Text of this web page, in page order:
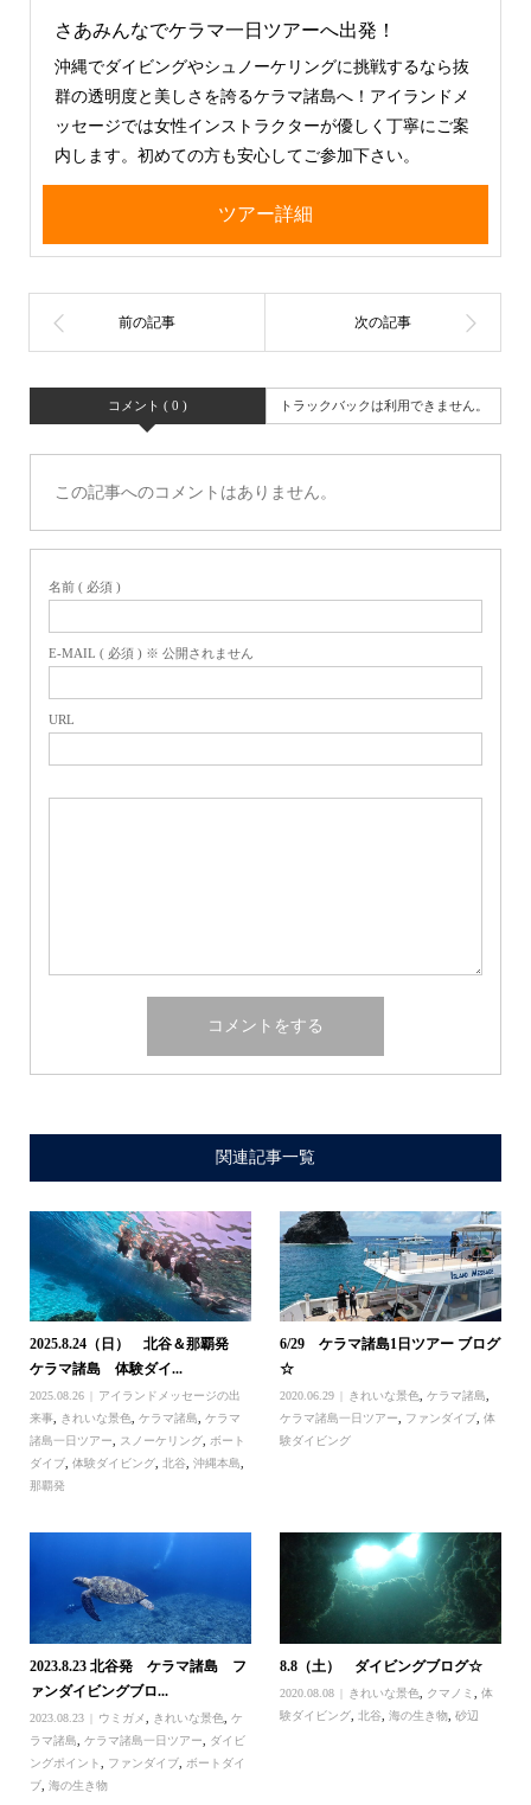
さあみんなでケラマ一日ツアーへ出発！
沖縄でダイビングやシュノーケリングに挑戦するなら抜
群の透明度と美しさを誇るケラマ諸島へ！アイランドメ
ッセージでは女性インストラクターが優しく丁寧にご案
内します。初めての方も安心してご参加下さい。
ツアー詳細
コメント ( 0 ) トラックバックは利用できません。
この記事へのコメントはありません。
名前 ( 必須 )
E-MAIL ( 必須 ) ※ 公開されません
URL
関連記事一覧
2025.8.24（日） 北谷＆那覇発
ケラマ諸島 体験ダイ...
2025.08.26
アイランドメッセージの出
来事, きれいな景色, ケラマ諸島, ケラマ
諸島一日ツアー, スノーケリング, ボート
ダイブ, 体験ダイビング, 北谷, 沖縄本島,
那覇発
6/29 ケラマ諸島1日ツアー ブログ
☆
2020.06.29 きれいな景色,ケラマ諸島,
ケラマ諸島一日ツアー, ファンダイブ,体
験ダイビング
2023.8.23 北谷発 ケラマ諸島 フ
ァンダイビングブロ...
2023.08.23 ウミガメ きれいな景色
ケ
ラマ諸島
ケラマ諸島一日ツアー
ダイビ
ングポイント
ファンダイブ,
ボートダイ
ブ, 海の生き物
8.8（土） ダイビングブログ☆
2020.08.08 きれいな景色 クマノミ ,体
験ダイビング ,北谷 ,海の生き物 ,砂辺